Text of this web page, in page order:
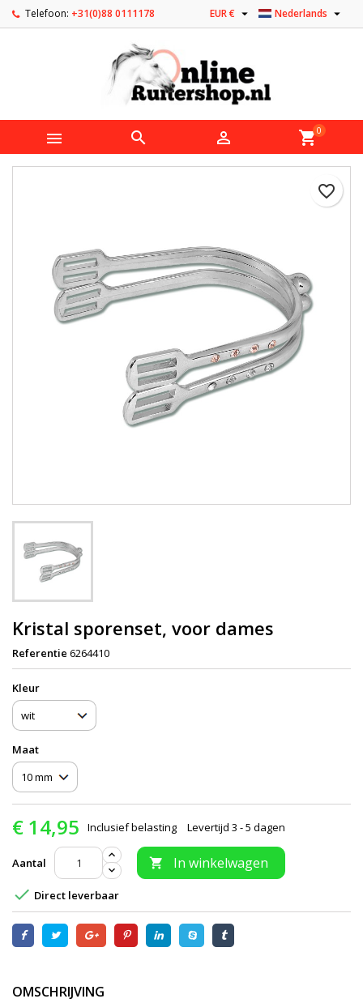
Telefoon: +31(0)88 0111178 Nederlands 
EUR € 
   shopping_cart0
favorite_border
Kristal sporenset, voor dames
Referentie 6264410
Kleur
Maat
€ 14,95 Inclusief belasting Levertijd 3 - 5 dagen
Aantal  In winkelwagen
 Direct leverbaar
OMSCHRIJVING